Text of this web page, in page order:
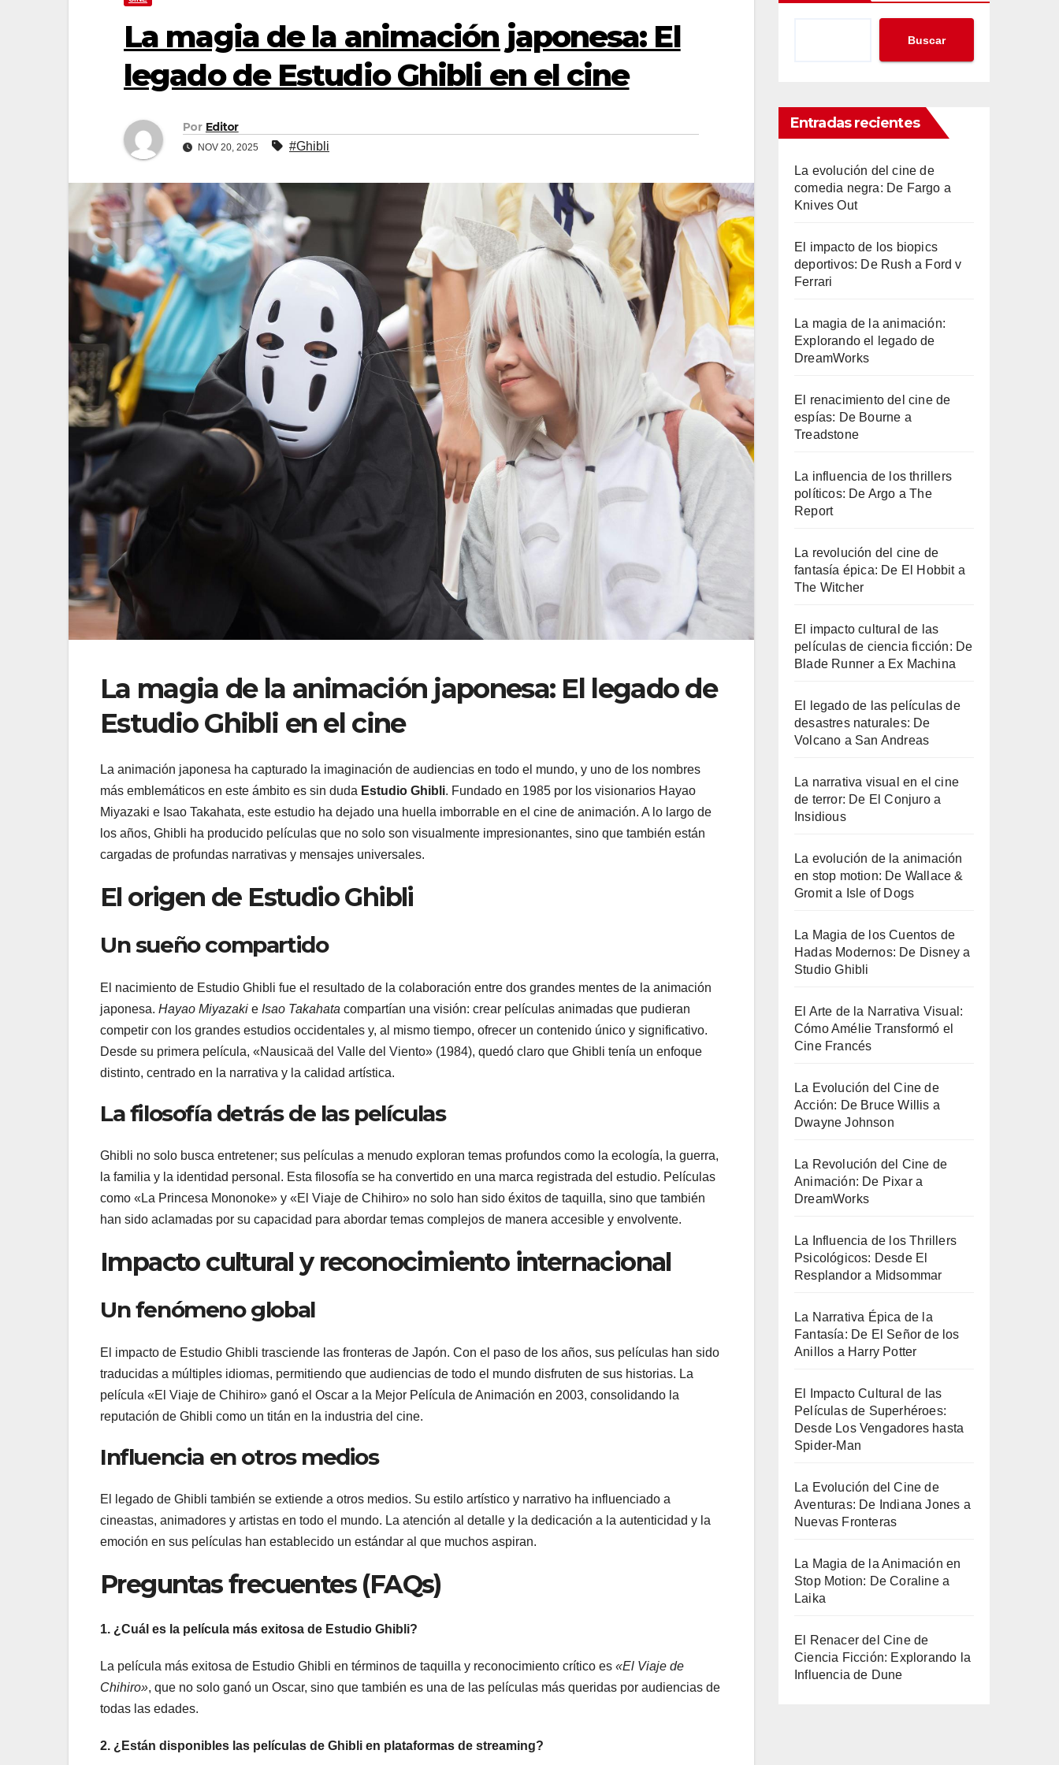
La magia de la animación japonesa: El
legado de Estudio Ghibli en el cine
Por Editor
NOV 20, 2025 #Ghibli
La magia de la animación japonesa: El legado de
Estudio Ghibli en el cine
La animación japonesa ha capturado la imaginación de audiencias en todo el mundo, y uno de los nombres
más emblemáticos en este ámbito es sin duda Estudio Ghibli. Fundado en 1985 por los visionarios Hayao
Miyazaki e Isao Takahata, este estudio ha dejado una huella imborrable en el cine de animación. A lo largo de
los años, Ghibli ha producido películas que no solo son visualmente impresionantes, sino que también están
cargadas de profundas narrativas y mensajes universales.
El origen de Estudio Ghibli
Un sueño compartido
El nacimiento de Estudio Ghibli fue el resultado de la colaboración entre dos grandes mentes de la animación
japonesa. Hayao Miyazaki e Isao Takahata compartían una visión: crear películas animadas que pudieran
competir con los grandes estudios occidentales y, al mismo tiempo, ofrecer un contenido único y significativo.
Desde su primera película, «Nausicaä del Valle del Viento» (1984), quedó claro que Ghibli tenía un enfoque
distinto, centrado en la narrativa y la calidad artística.
La filosofía detrás de las películas
Ghibli no solo busca entretener; sus películas a menudo exploran temas profundos como la ecología, la guerra,
la familia y la identidad personal. Esta filosofía se ha convertido en una marca registrada del estudio. Películas
como «La Princesa Mononoke» y «El Viaje de Chihiro» no solo han sido éxitos de taquilla, sino que también
han sido aclamadas por su capacidad para abordar temas complejos de manera accesible y envolvente.
Impacto cultural y reconocimiento internacional
Un fenómeno global
El impacto de Estudio Ghibli trasciende las fronteras de Japón. Con el paso de los años, sus películas han sido
traducidas a múltiples idiomas, permitiendo que audiencias de todo el mundo disfruten de sus historias. La
película «El Viaje de Chihiro» ganó el Oscar a la Mejor Película de Animación en 2003, consolidando la
reputación de Ghibli como un titán en la industria del cine.
Influencia en otros medios
El legado de Ghibli también se extiende a otros medios. Su estilo artístico y narrativo ha influenciado a
cineastas, animadores y artistas en todo el mundo. La atención al detalle y la dedicación a la autenticidad y la
emoción en sus películas han establecido un estándar al que muchos aspiran.
Preguntas frecuentes (FAQs)
1. ¿Cuál es la película más exitosa de Estudio Ghibli?
La película más exitosa de Estudio Ghibli en términos de taquilla y reconocimiento crítico es «El Viaje de
Chihiro», que no solo ganó un Oscar, sino que también es una de las películas más queridas por audiencias de
todas las edades.
2. ¿Están disponibles las películas de Ghibli en plataformas de streaming?
Buscar
Entradas recientes
La evolución del cine de
comedia negra: De Fargo a
Knives Out
El impacto de los biopics
deportivos: De Rush a Ford v
Ferrari
La magia de la animación:
Explorando el legado de
DreamWorks
El renacimiento del cine de
espías: De Bourne a
Treadstone
La influencia de los thrillers
políticos: De Argo a The
Report
La revolución del cine de
fantasía épica: De El Hobbit a
The Witcher
El impacto cultural de las
películas de ciencia ficción: De
Blade Runner a Ex Machina
El legado de las películas de
desastres naturales: De
Volcano a San Andreas
La narrativa visual en el cine
de terror: De El Conjuro a
Insidious
La evolución de la animación
en stop motion: De Wallace &
Gromit a Isle of Dogs
La Magia de los Cuentos de
Hadas Modernos: De Disney a
Studio Ghibli
El Arte de la Narrativa Visual:
Cómo Amélie Transformó el
Cine Francés
La Evolución del Cine de
Acción: De Bruce Willis a
Dwayne Johnson
La Revolución del Cine de
Animación: De Pixar a
DreamWorks
La Influencia de los Thrillers
Psicológicos: Desde El
Resplandor a Midsommar
La Narrativa Épica de la
Fantasía: De El Señor de los
Anillos a Harry Potter
El Impacto Cultural de las
Películas de Superhéroes:
Desde Los Vengadores hasta
Spider-Man
La Evolución del Cine de
Aventuras: De Indiana Jones a
Nuevas Fronteras
La Magia de la Animación en
Stop Motion: De Coraline a
Laika
El Renacer del Cine de
Ciencia Ficción: Explorando la
Influencia de Dune